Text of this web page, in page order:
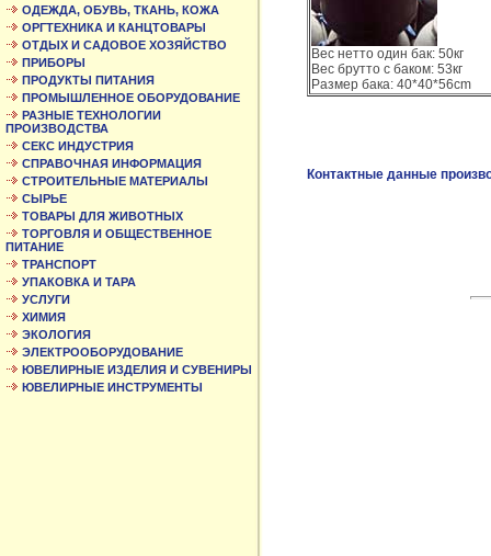
ОДЕЖДА, ОБУВЬ, ТКАНЬ, КОЖА
ОРГТЕХНИКА И КАНЦТОВАРЫ
ОТДЫХ И САДОВОЕ ХОЗЯЙСТВО
ПРИБОРЫ
ПРОДУКТЫ ПИТАНИЯ
ПРОМЫШЛЕННОЕ ОБОРУДОВАНИЕ
РАЗНЫЕ ТЕХНОЛОГИИ
ПРОИЗВОДСТВА
СЕКС ИНДУСТРИЯ
СПРАВОЧНАЯ ИНФОРМАЦИЯ
СТРОИТЕЛЬНЫЕ МАТЕРИАЛЫ
СЫРЬЕ
ТОВАРЫ ДЛЯ ЖИВОТНЫХ
ТОРГОВЛЯ И ОБЩЕСТВЕННОЕ
ПИТАНИЕ
ТРАНСПОРТ
УПАКОВКА И ТАРА
УСЛУГИ
ХИМИЯ
ЭКОЛОГИЯ
ЭЛЕКТРООБОРУДОВАНИЕ
ЮВЕЛИРНЫЕ ИЗДЕЛИЯ И СУВЕНИРЫ
ЮВЕЛИРНЫЕ ИНСТРУМЕНТЫ
Вес нетто один бак: 50кг
Вес брутто с баком: 53кг
Размер бака: 40*40*56cm
Контактные данные